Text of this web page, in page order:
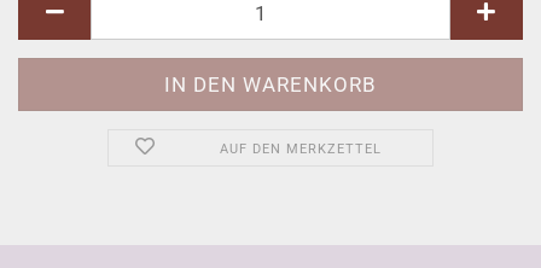
AUF DEN MERKZETTEL